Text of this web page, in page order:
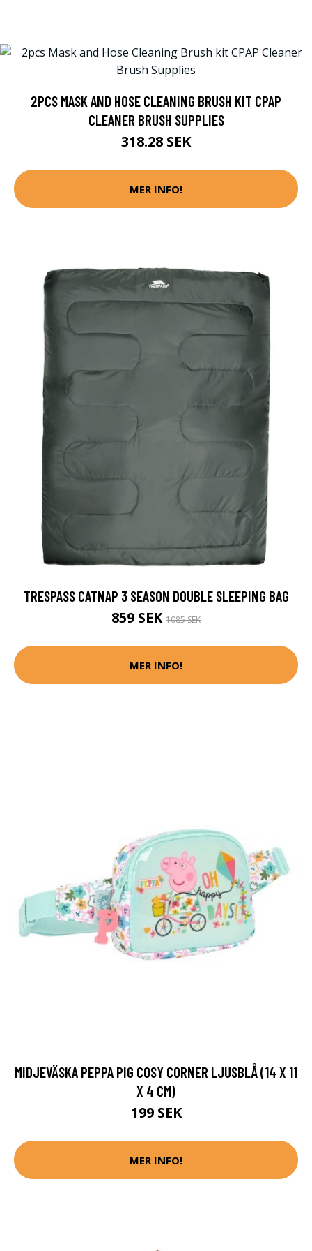
2PCS MASK AND HOSE CLEANING BRUSH KIT CPAP
CLEANER BRUSH SUPPLIES
318.28 SEK
MER INFO!
TRESPASS CATNAP 3 SEASON DOUBLE SLEEPING BAG
859 SEK 1085 SEK
MER INFO!
MIDJEVÄSKA PEPPA PIG COSY CORNER LJUSBLÅ (14 X 11
X 4 CM)
199 SEK
MER INFO!